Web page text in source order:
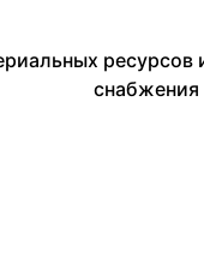
снабжения